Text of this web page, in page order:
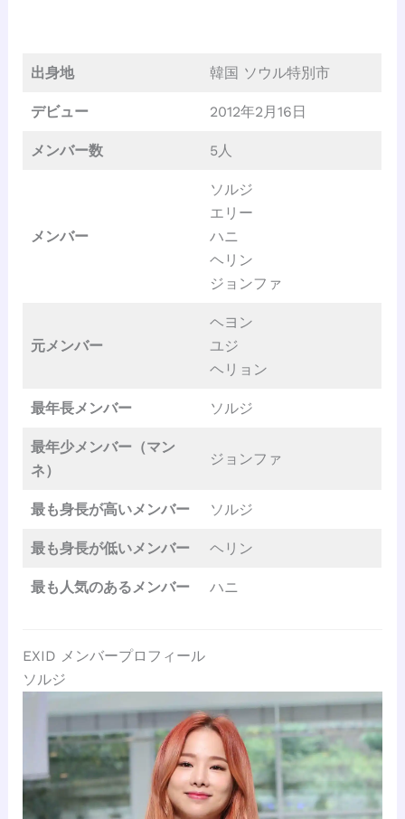
出身地 韓国 ソウル特別市
デビュー 2012年2月16日
メンバー数 5人
メンバー
ソルジ
エリー
ハニ
ヘリン
ジョンファ
元メンバー
ヘヨン
ユジ
ヘリョン
最年長メンバー ソルジ
最年少メンバー（マン
ネ）
ジョンファ
最も身長が高いメンバー ソルジ
最も身長が低いメンバー ヘリン
最も人気のあるメンバー ハニ
EXID メンバープロフィール
ソルジ